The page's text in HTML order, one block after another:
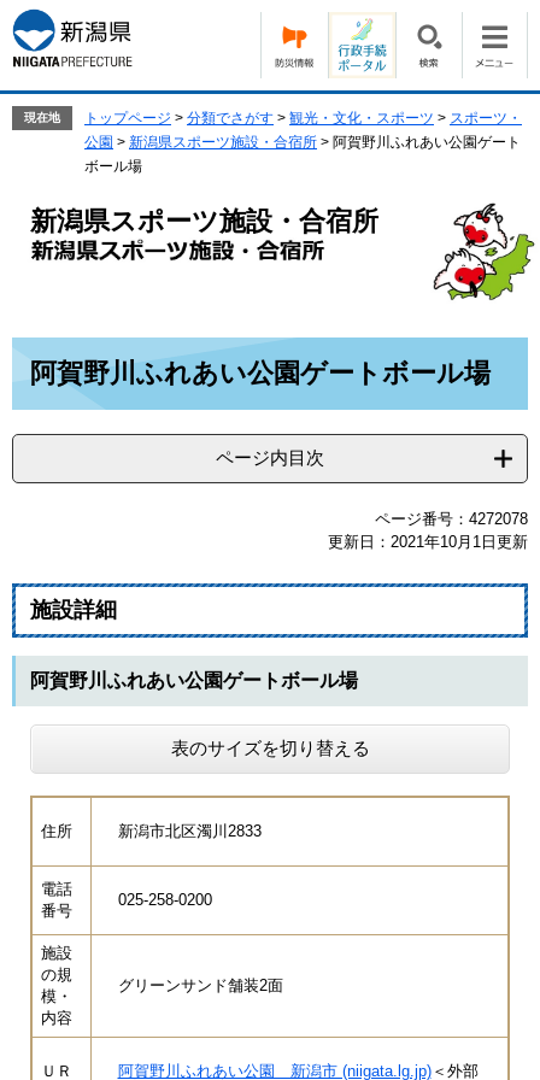
ー
ジ
の
ニ
ュ
ー
現在地 トップページ > 分類でさがす > 観光・文化・スポーツ > スポーツ・
公園 > 新潟県スポーツ施設・合宿所 > 阿賀野川ふれあい公園ゲート
ボール場
新潟県スポーツ施設・合宿所
阿賀野川ふれあい公園ゲートボール場
ページ内目次
ページ番号：4272078
更新日：2021年10月1日更新
施設詳細
阿賀野川ふれあい公園ゲートボール場
表のサイズを切り替える
住所 新潟市北区濁川2833
電話
番号
025-258-0200
施設
の規
模・
内容
グリーンサンド舗装2面
ＵＲ
阿賀野川ふれあい公園 新潟市 (niigata.lg.jp)＜外部